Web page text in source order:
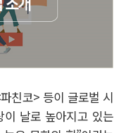
파친코> 등이 글로벌 시
이 날로 높아지고 있는